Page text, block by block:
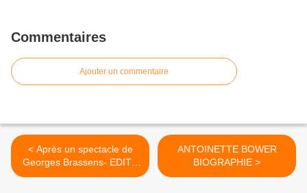
Commentaires
Ajouter un commentaire
< Après un spectacle de
Georges Brassens- EDITH
PIAF- RENE LOUIS
ANTOINETTE BOWER
BIOGRAPHIE >